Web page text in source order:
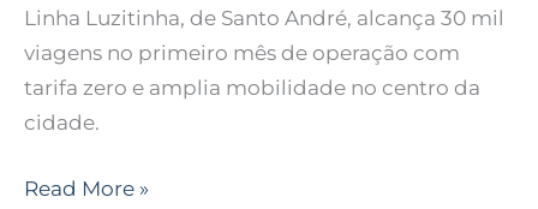
Linha Luzitinha, de Santo André, alcança 30 mil
viagens no primeiro mês de operação com
tarifa zero e amplia mobilidade no centro da
cidade.
Read More »